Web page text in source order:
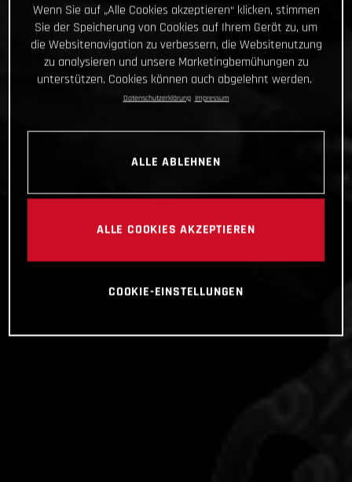
Wenn Sie auf „Alle Cookies akzeptieren“ klicken, stimmen
Sie der Speicherung von Cookies auf Ihrem Gerät zu, um
die Websitenavigation zu verbessern, die Websitenutzung
zu analysieren und unsere Marketingbemühungen zu
unterstützen. Cookies können auch abgelehnt werden.
Datenschutzerklärung Impressum
ALLE ABLEHNEN
ALLE COOKIES AKZEPTIEREN
COOKIE-EINSTELLUNGEN